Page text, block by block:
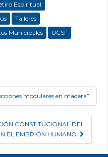
Espiritual
Talleres
Municipales UCSF
modulares en madera”
CONSTITUCIONAL DEL
EL EMBRIÓN HUMANO.